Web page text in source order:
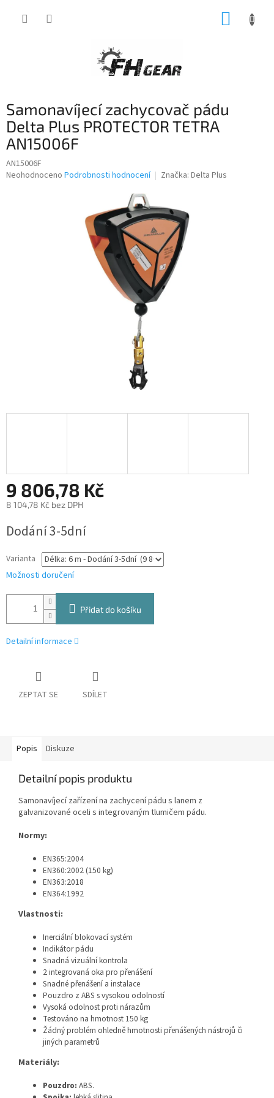
Samonavíjecí zachycovač pádu
Delta Plus PROTECTOR TETRA
AN15006F
AN15006F
Průměrné
Neohodnoceno Podrobnosti hodnocení Značka: Delta Plus
9 806,78 Kč
8 104,78 Kč bez DPH
cena:
Dodání 3-5dní
Varianta
Možnosti doručení
Přidat do košíku
Detailní informace
ZEPTAT SE SDÍLET
Popis Diskuze
Detailní popis produktu
Samonavíjecí zařízení na zachycení pádu s lanem z
galvanizované oceli s integrovaným tlumičem pádu.
Normy:
EN365:2004
EN360:2002 (150 kg)
EN363:2018
EN364:1992
Vlastnosti:
Inerciální blokovací systém
Indikátor pádu
Snadná vizuální kontrola
2 integrovaná oka pro přenášení
Snadné přenášení a instalace
Pouzdro z ABS s vysokou odolností
Vysoká odolnost proti nárazům
Testováno na hmotnost 150 kg
Žádný problém ohledně hmotnosti přenášených nástrojů či
jiných parametrů
Materiály:
Pouzdro: ABS.